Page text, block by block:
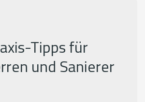
Tipps für
und Sanierer